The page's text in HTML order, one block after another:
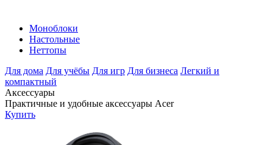
Моноблоки
Настольные
Неттопы
Для дома Для учёбы Для игр Для бизнеса Легкий и
компактный
Аксессуары
Практичные и удобные аксессуары Acer
Купить